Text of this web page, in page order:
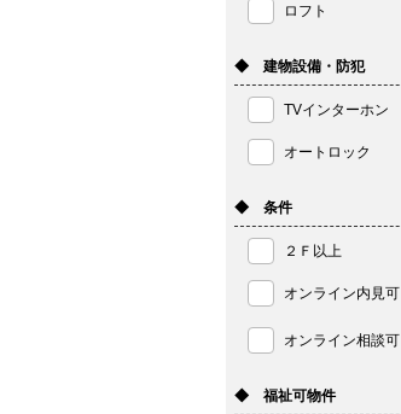
ロフト
◆ 建物設備・防犯
TVインターホン
オートロック
◆ 条件
２Ｆ以上
オンライン内見可
オンライン相談可
◆ 福祉可物件